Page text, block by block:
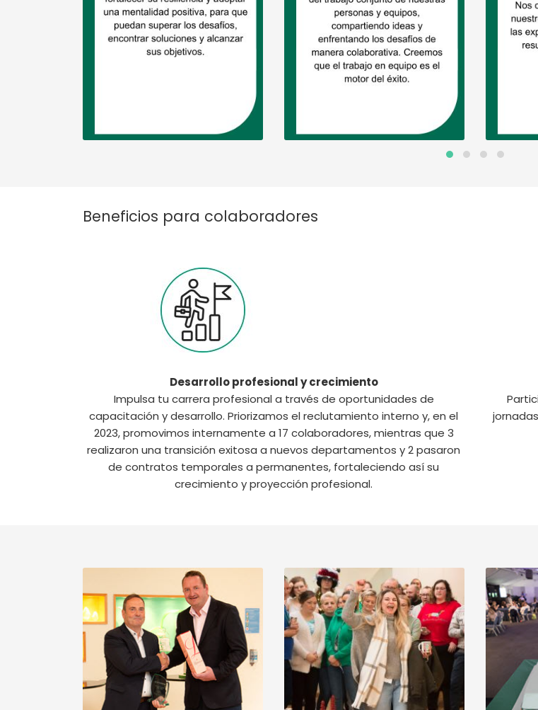
Beneficios para colaboradores
Desarrollo profesional y crecimiento
Impulsa tu carrera profesional a través de oportunidades de
capacitación y desarrollo. Priorizamos el reclutamiento interno y, en el
2023, promovimos internamente a 17 colaboradores, mientras que 3
realizaron una transición exitosa a nuevos departamentos y 2 pasaron
de contratos temporales a permanentes, fortaleciendo así su
crecimiento y proyección profesional.